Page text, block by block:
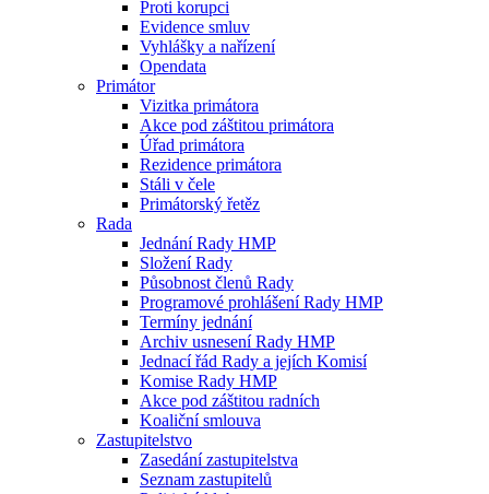
Proti korupci
Evidence smluv
Vyhlášky a nařízení
Opendata
Primátor
Vizitka primátora
Akce pod záštitou primátora
Úřad primátora
Rezidence primátora
Stáli v čele
Primátorský řetěz
Rada
Jednání Rady HMP
Složení Rady
Působnost členů Rady
Programové prohlášení Rady HMP
Termíny jednání
Archiv usnesení Rady HMP
Jednací řád Rady a jejích Komisí
Komise Rady HMP
Akce pod záštitou radních
Koaliční smlouva
Zastupitelstvo
Zasedání zastupitelstva
Seznam zastupitelů